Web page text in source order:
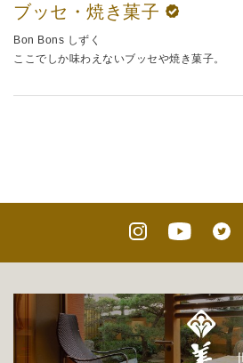
ブッセ・焼き菓子
Bon Bons しずく
ここでしか味わえないブッセや焼き菓子。